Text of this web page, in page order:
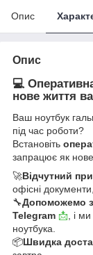
Опис
Опис
💻
нове життя
Ваш ноутбук
під час роботи?
Встановіть
запрацює як
🚀Відчутний
офісні
🔧Допоможемо
Telegram 📩 , і
ноутбука.
📦Швидка